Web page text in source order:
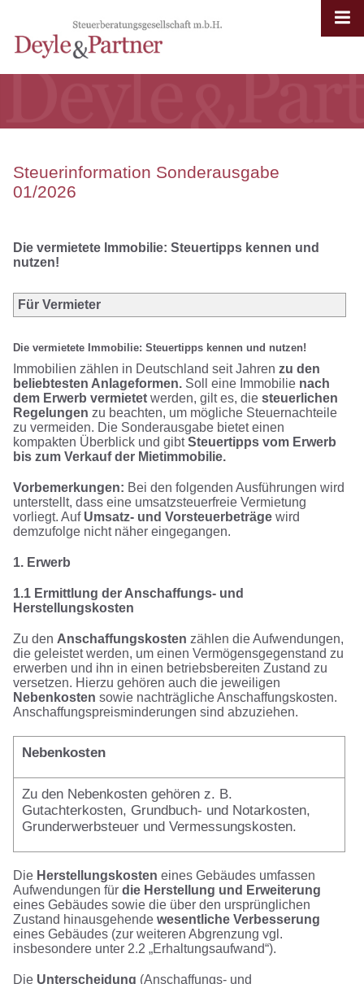
Steuerinformation Sonderausgabe
01/2026
Die vermietete Immobilie: Steuertipps kennen und
nutzen!
Für Vermieter
Die vermietete Immobilie: Steuertipps kennen und nutzen!
Immobilien zählen in Deutschland seit Jahren zu den
beliebtesten Anlageformen.Soll eine Immobilie nach
dem Erwerb vermietetwerden, gilt es, die steuerlichen
Regelungen zu beachten, um mögliche Steuernachteile
zu vermeiden. Die Sonderausgabe bietet einen
kompakten Überblick und gibtSteuertipps vom Erwerb
bis zum Verkauf der Mietimmobilie.
Vorbemerkungen: Bei den folgenden Ausführungen wird
unterstellt, dass eine umsatzsteuerfreie Vermietung
vorliegt. Auf Umsatz- und Vorsteuerbeträgewird
demzufolge nicht näher eingegangen.
1. Erwerb
1.1 Ermittlung der Anschaffungs- und
Herstellungskosten
Zu den Anschaffungskosten zählen die Aufwendungen,
die geleistet werden, um einen Vermögensgegenstand zu
erwerben und ihn in einen betriebsbereiten Zustand zu
versetzen. Hierzu gehören auch die jeweiligen
Nebenkosten sowie nachträgliche Anschaffungskosten.
Anschaffungspreisminderungen sind abzuziehen.
Nebenkosten
Zu den Nebenkosten gehören z. B.
Gutachterkosten, Grundbuch- und Notarkosten,
Grunderwerbsteuer und Vermessungskosten.
Die Herstellungskosten eines Gebäudes umfassen
Aufwendungen für die Herstellung und Erweiterung
eines Gebäudes sowie die über den ursprünglichen
Zustand hinausgehende wesentliche Verbesserung
eines Gebäudes (zur weiteren Abgrenzung vgl.
insbesondere unter 2.2 „Erhaltungsaufwand“).
Die Unterscheidung (Anschaffungs- und